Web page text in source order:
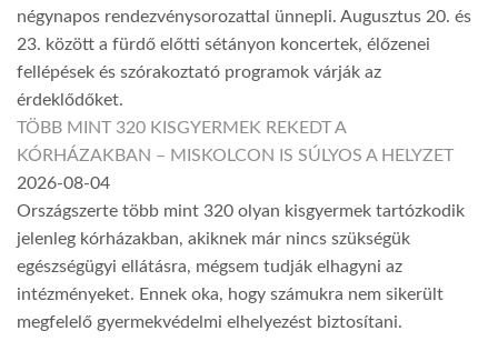
négynapos rendezvénysorozattal ünnepli. Augusztus 20. és
23. között a fürdő előtti sétányon koncertek, élőzenei
fellépések és szórakoztató programok várják az
érdeklődőket.
TÖBB MINT 320 KISGYERMEK REKEDT A
KÓRHÁZAKBAN – MISKOLCON IS SÚLYOS A HELYZET
2026-08-04
Országszerte több mint 320 olyan kisgyermek tartózkodik
jelenleg kórházakban, akiknek már nincs szükségük
egészségügyi ellátásra, mégsem tudják elhagyni az
intézményeket. Ennek oka, hogy számukra nem sikerült
megfelelő gyermekvédelmi elhelyezést biztosítani.